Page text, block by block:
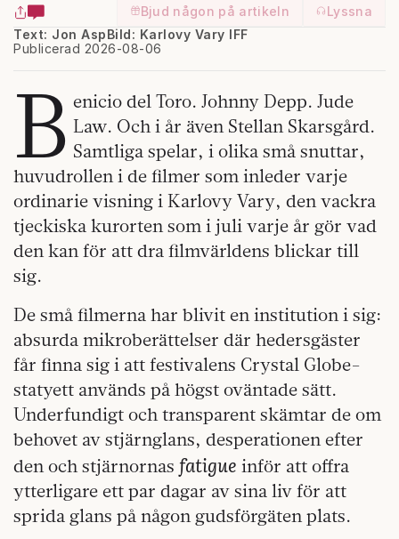
Bjud någon på artikeln
Lyssna
Text: Jon Asp
Publicerad 2026-08-06
Bild: Karlovy Vary IFF
B enicio del Toro. Johnny Depp. Jude
Law. Och i år även Stellan Skarsgård.
Samtliga spelar, i olika små snuttar,
huvudrollen i de filmer som inleder varje
ordinarie visning i Karlovy Vary, den vackra
tjeckiska kurorten som i juli varje år gör vad
den kan för att dra filmvärldens blickar till
sig.
De små filmerna har blivit en institution i sig:
absurda mikroberättelser där hedersgäster
får finna sig i att festivalens Crystal Globe-
statyett används på högst oväntade sätt.
Underfundigt och transparent skämtar de om
behovet av stjärnglans, desperationen efter
den och stjärnornas fatigue inför att offra
ytterligare ett par dagar av sina liv för att
sprida glans på någon gudsförgäten plats.